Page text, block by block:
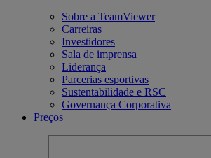
Sobre a TeamViewer
Carreiras
Investidores
Sala de imprensa
Liderança
Parcerias esportivas
Sustentabilidade e RSC
Governança Corporativa
Preços